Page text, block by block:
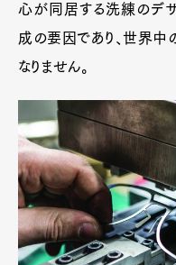
心が同居する洗練のデ
成の要因であり、世界中
なりません。